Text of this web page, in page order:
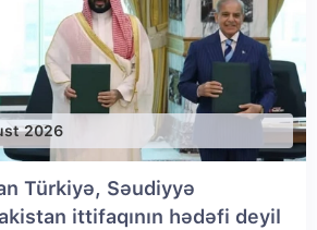
2026
Türkiyə, Səudiyyə
ittifaqının hədəfi deyil